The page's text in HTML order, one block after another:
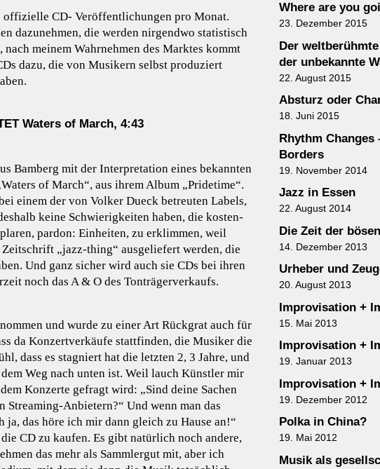
offizielle CD- Veröffentlichungen pro Monat.
dazunehmen, die werden nirgendwo statistisch
meinem Wahrnehmen des Marktes kommt
dazu, die von Musikern selbst produziert
Waters of March, 4:43
Bamberg mit der Interpretation eines bekannten
of March“, aus ihrem Album „Pridetime“.
einem der von Volker Dueck betreuten Labels,
keine Schwierigkeiten haben, die kosten-
pardon: Einheiten, zu erklimmen, weil
„jazz-thing“ ausgeliefert werden, die
Und ganz sicher wird auch sie CDs bei ihren
noch das A & O des Tonträgerverkaufs.
und wurde zu einer Art Rückgrat auch für
da Konzertverkäufe stattfinden, die Musiker die
dass es stagniert hat die letzten 2, 3 Jahre, und
Weg nach unten ist. Weil lauch Künstler mir
Konzerte gefragt wird: „Sind deine Sachen
Streaming-Anbietern?“ Und wenn man das
ja, das höre ich mir dann gleich zu Hause an!“
CD zu kaufen. Es gibt natürlich noch andere,
das mehr als Sammlergut mit, aber ich
Where are you
23. Dezember 2015
Der
der unbekannte
22. August 2015
Absturz oder
18. Juni 2015
Rhythm Changes
Borders
19. November 2014
Jazz in Essen
22. August 2014
Die Zeit der
14. Dezember 2013
Urheber und
20. August 2013
Improvisation +
15. Mai 2013
Improvisation +
19. Januar 2013
Improvisation +
19. Dezember 2012
Polka in China?
19. Mai 2012
Musik als